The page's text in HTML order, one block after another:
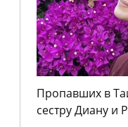
Пропавших в
сестру Диану и